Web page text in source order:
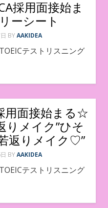
採用面接始ま
ーシート
BY AAKIDEA
テストリスニング
用面接始まる☆
りメイク”ひそ
返りメイク♡”
BY AAKIDEA
テストリスニング